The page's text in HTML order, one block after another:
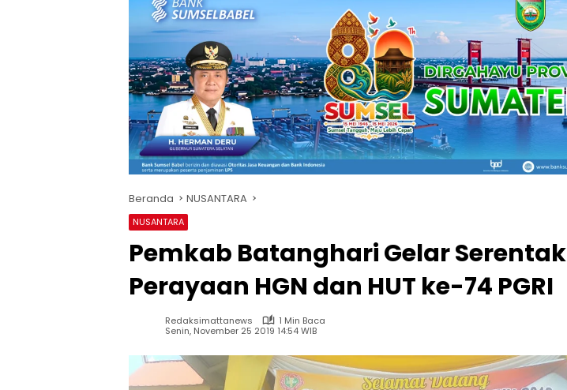
Beranda NUSANTARA
NUSANTARA
Pemkab Batanghari Gelar Serentak
Perayaan HGN dan HUT ke-74 PGRI
Redaksimattanews
1 Min Baca
Senin, November 25 2019 14:54 WIB